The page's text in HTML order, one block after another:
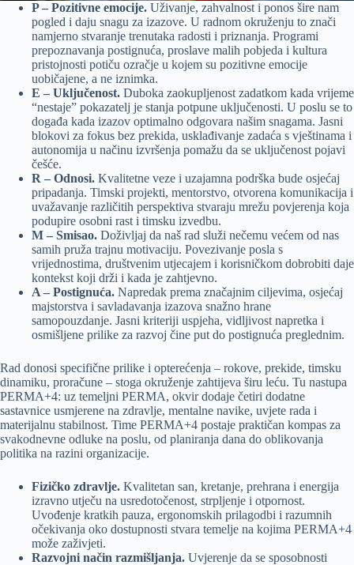
P – Pozitivne emocije. Uživanje, zahvalnost i ponos šire nam
pogled i daju snagu za izazove. U radnom okruženju to znači
namjerno stvaranje trenutaka radosti i priznanja. Programi
prepoznavanja postignuća, proslave malih pobjeda i kultura
pristojnosti potiču ozračje u kojem su pozitivne emocije
uobičajene, a ne iznimka.
E – Uključenost. Duboka zaokupljenost zadatkom kada vrijeme
“nestaje” pokazatelj je stanja potpune uključenosti. U poslu se to
događa kada izazov optimalno odgovara našim snagama. Jasni
blokovi za fokus bez prekida, usklađivanje zadaća s vještinama i
autonomija u načinu izvršenja pomažu da se uključenost pojavi
češće.
R – Odnosi. Kvalitetne veze i uzajamna podrška bude osjećaj
pripadanja. Timski projekti, mentorstvo, otvorena komunikacija i
uvažavanje različitih perspektiva stvaraju mrežu povjerenja koja
podupire osobni rast i timsku izvedbu.
M – Smisao. Doživljaj da naš rad služi nečemu većem od nas
samih pruža trajnu motivaciju. Povezivanje posla s
vrijednostima, društvenim utjecajem i korisničkom dobrobiti daje
kontekst koji drži i kada je zahtjevno.
A – Postignuća. Napredak prema značajnim ciljevima, osjećaj
majstorstva i savladavanja izazova snažno hrane
samopouzdanje. Jasni kriteriji uspjeha, vidljivost napretka i
osmišljene prilike za razvoj čine put do postignuća preglednim.
Rad donosi specifične prilike i opterećenja – rokove, prekide, timsku
dinamiku, proračune – stoga okruženje zahtijeva širu leću. Tu nastupa
PERMA+4: uz temeljni PERMA, okvir dodaje četiri dodatne
sastavnice usmjerene na zdravlje, mentalne navike, uvjete rada i
materijalnu stabilnost. Time PERMA+4 postaje praktičan kompas za
svakodnevne odluke na poslu, od planiranja dana do oblikovanja
politika na razini organizacije.
Fizičko zdravlje. Kvalitetan san, kretanje, prehrana i energija
izravno utječu na usredotočenost, strpljenje i otpornost.
Uvođenje kratkih pauza, ergonomskih prilagodbi i razumnih
očekivanja oko dostupnosti stvara temelje na kojima PERMA+4
može zaživjeti.
Razvojni način razmišljanja. Uvjerenje da se sposobnosti